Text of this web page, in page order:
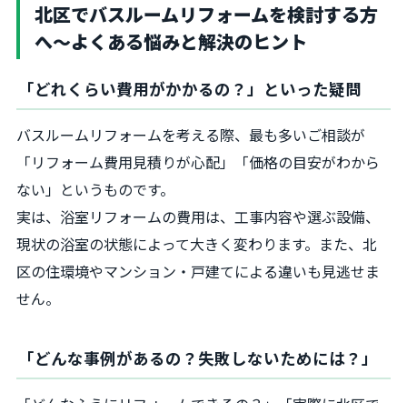
北区でバスルームリフォームを検討する方
へ～よくある悩みと解決のヒント
「どれくらい費用がかかるの？」といった疑問
バスルームリフォームを考える際、最も多いご相談が
「リフォーム費用見積りが心配」「価格の目安がわから
ない」というものです。
実は、浴室リフォームの費用は、工事内容や選ぶ設備、
現状の浴室の状態によって大きく変わります。また、北
区の住環境やマンション・戸建てによる違いも見逃せま
せん。
「どんな事例があるの？失敗しないためには？」